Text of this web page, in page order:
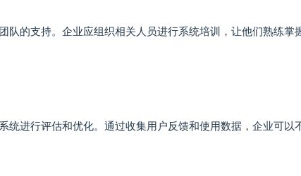
队的支持。企业应组织相关人员进行系统培训，让他们熟练掌
统进行评估和优化。通过收集用户反馈和使用数据，企业可以